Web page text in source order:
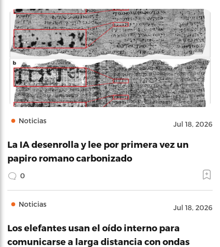
Noticias Jul 18, 2026
La IA desenrolla y lee por primera vez un
papiro romano carbonizado
0
Noticias Jul 18, 2026
Los elefantes usan el oído interno para
comunicarse a larga distancia con ondas